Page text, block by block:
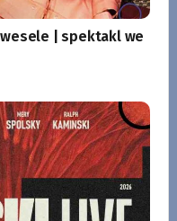
| spektakl we